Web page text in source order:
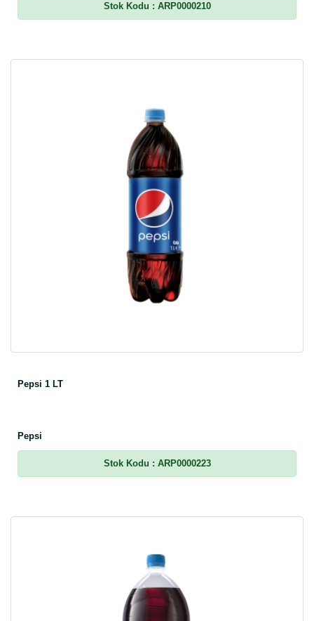
Stok Kodu : ARP0000210
Pepsi 1 LT
Pepsi
Stok Kodu : ARP0000223